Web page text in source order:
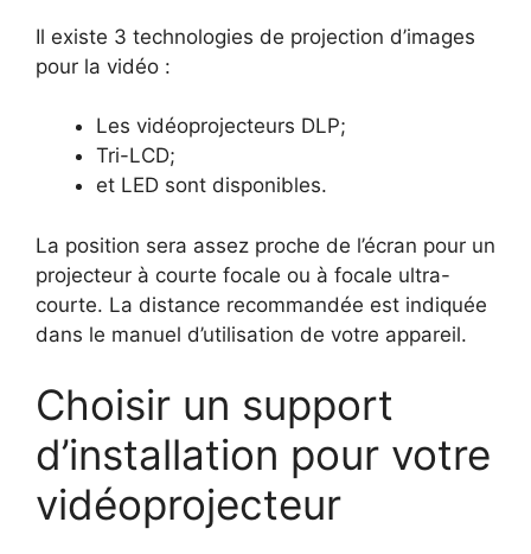
Il existe 3 technologies de projection d’images
pour la vidéo :
Les vidéoprojecteurs DLP;
Tri-LCD;
et LED sont disponibles.
La position sera assez proche de l’écran pour un
projecteur à courte focale ou à focale ultra-
courte. La distance recommandée est indiquée
dans le manuel d’utilisation de votre appareil.
Choisir un support
d’installation pour votre
vidéoprojecteur